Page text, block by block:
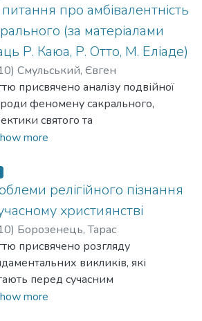
про амбівалентність
(за матеріалами
Р. Каюа, Р. Отто, М. Еліаде)
) Смульський, Євген
присвячено аналізу подвійної
феномену сакрального,
святого та
в цьому феномені. Автор
Рудольфа Отто,
Еліаде та інших вчених.
more
релігійного пізнання
християнстві
) Борозенець, Тарас
присвячено розгляду
викликів, які
перед сучасним
не в умоглядній, а в
more